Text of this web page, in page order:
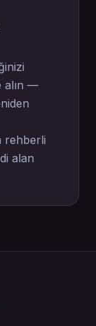
alın —
rehberli
alan